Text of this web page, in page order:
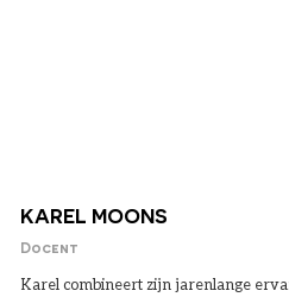
KAREL MOONS
Docent
Karel combineert zijn jarenlange